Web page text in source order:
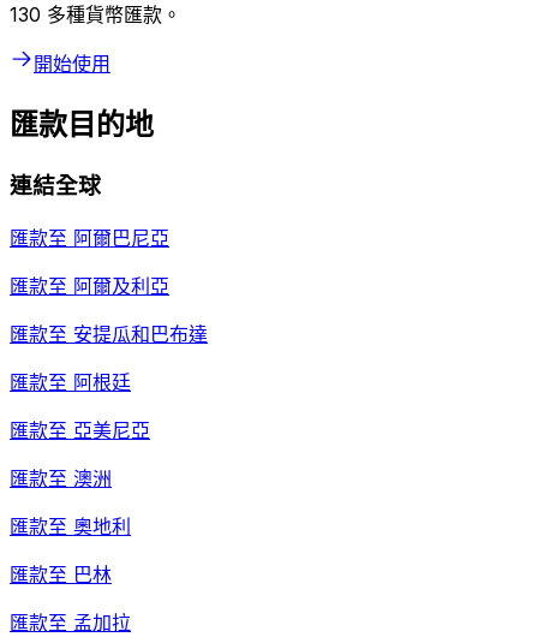
130 多種貨幣匯款。
開始使用
匯款目的地
連結全球
匯款至 阿爾巴尼亞
匯款至 阿爾及利亞
匯款至 安提瓜和巴布達
匯款至 阿根廷
匯款至 亞美尼亞
匯款至 澳洲
匯款至 奧地利
匯款至 巴林
匯款至 孟加拉